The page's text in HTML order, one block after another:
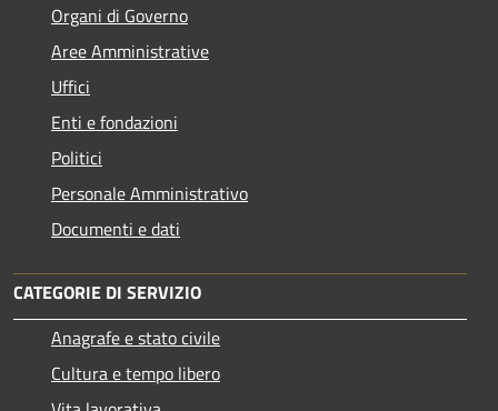
Organi di Governo
Aree Amministrative
Uffici
Enti e fondazioni
Politici
Personale Amministrativo
Documenti e dati
CATEGORIE DI SERVIZIO
Anagrafe e stato civile
Cultura e tempo libero